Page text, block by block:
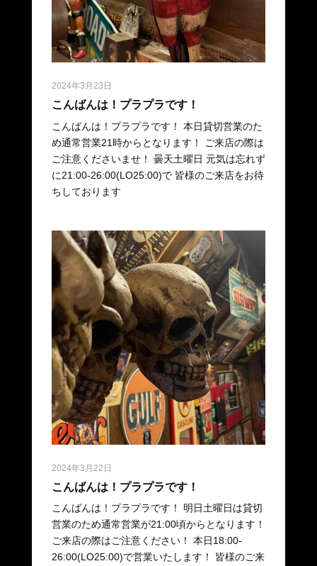
2024年3月23日
こんばんは！プラプラです！
こんばんは！プラプラです！ 本日貸切営業のた
め通常営業21時からとなります！ ご来店の際は
ご注意くださいませ！ 曇天土曜日 元気は忘れず
に21:00-26:00(LO25:00)で 皆様のご来店をお待
ちしております
2024年3月22日
こんばんは！プラプラです！
こんばんは！プラプラです！ 明日土曜日は貸切
営業のため通常営業が21:00頃からとなります！
ご来店の際はご注意ください！ 本日18:00-
26:00(LO25:00)で営業いたします！ 皆様のご来